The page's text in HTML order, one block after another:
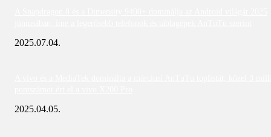
2025.07.04.
2025.04.05.